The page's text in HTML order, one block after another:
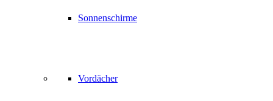
Sonnenschirme
Vordächer